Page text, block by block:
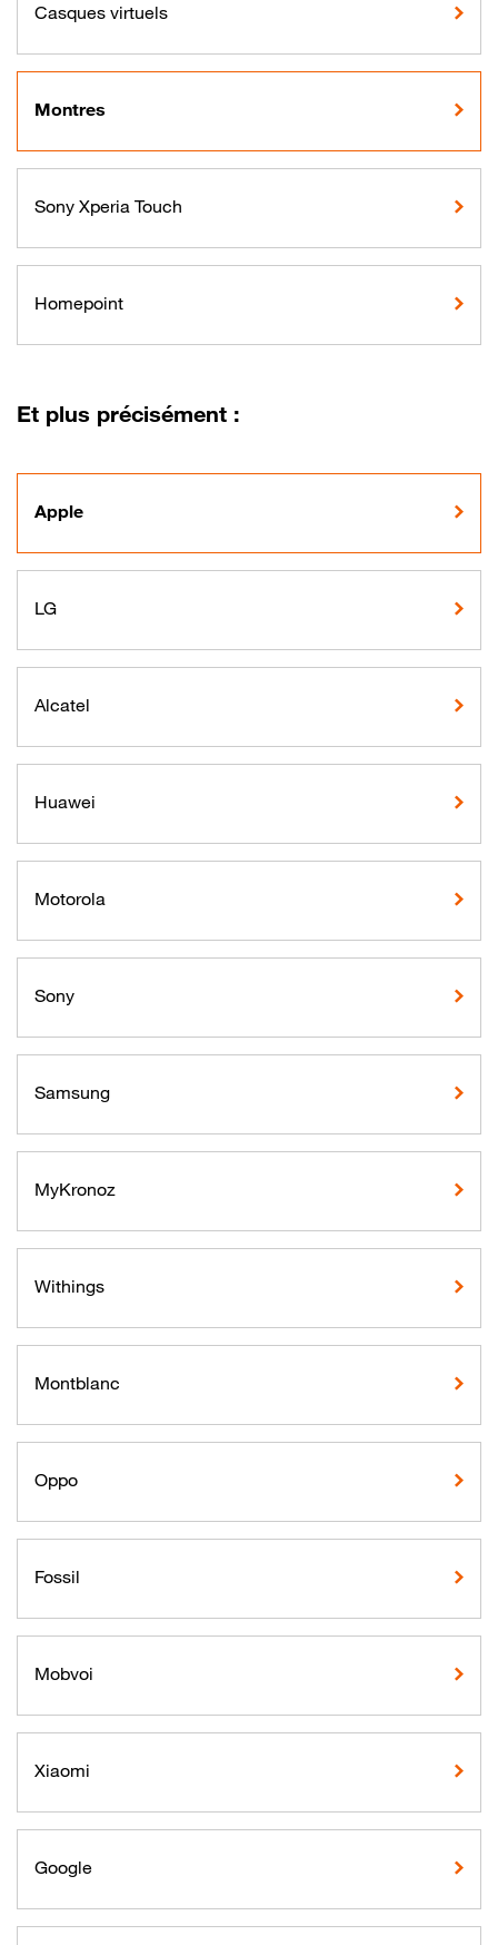
Casques virtuels
Montres
Sony Xperia Touch
Homepoint
Et plus précisément :
Apple
LG
Alcatel
Huawei
Motorola
Sony
Samsung
MyKronoz
Withings
Montblanc
Oppo
Fossil
Mobvoi
Xiaomi
Google